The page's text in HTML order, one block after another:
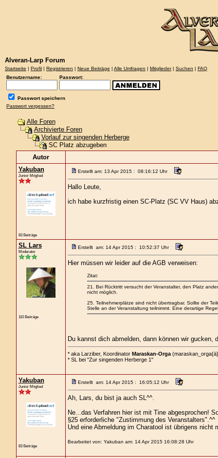
Alveran-Larp Forum
Startseite | Profil | Registrieren | Neue Beiträge | Alle Umfragen | Mitglieder| Suchen | FAQ
Benutzername:
Passwort:
Passwort speichern
Passwort vergessen?
Alle Foren
Archivierte Foren
Vorlauf zur singenden Herberge
SC Platz abzugeben
Autor
Yakuban
Junior Mitglied
83 Beiträge
Erstellt am: 13 Apr 2015 : 08:16:12 Uhr
Hallo Leute,
ich habe kurzfristig einen SC-Platz (SC VV Haus)
SL Lars
Moderator
110 Beiträge
Erstellt am: 14 Apr 2015 : 10:52:37 Uhr
Hier müssen wir leider auf die AGB verweisen:
Zitat:
21. Bei Rücktritt versucht der Veranstalter, den Platz
nicht möglich.
25. Teilnehmerplätze sind nicht übertragbar. Sollte der
Stelle an der Veranstaltung teilnimmt. Eine derartige
Du kannst dich abmelden, dann können wir gucken,
* aka Larziber, Koordinator Maraskan-Orga
* SL bei "Zur singenden Herberge 1"
Yakuban
Junior Mitglied
83 Beiträge
Erstellt am: 14 Apr 2015 : 16:05:12 Uhr
Ah, Lars, du bist ja auch SL^^.
Ne...das Verfahren hier ist mit Tine abgesprochen!
§25 erforderliche "Zustimmung des Veranstalters".^^
Und eine Abmeldung im Charatool ist übrigens nicht
Bearbeitet von: Yakuban am: 14 Apr 2015 16:08:28 Uhr